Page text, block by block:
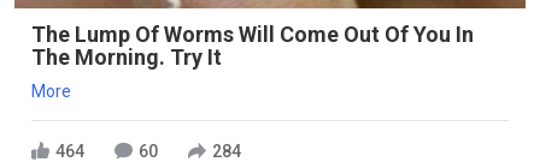
The Lump Of Worms Will Come Out Of You In
The Morning. Try It
More
464 60 284